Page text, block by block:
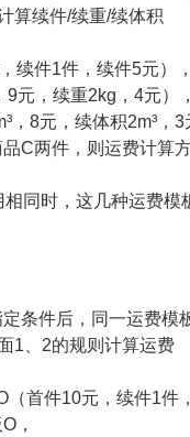
算续件/续重/续体积
续件1件，续件5元）
9元，续重2kg，4元）
，8元，续体积2m³，3
C两件，则运费计算
同时，这几种运费模
条件后，同一运费模
1、2的规则计算运费
首件10元，续件1件
，